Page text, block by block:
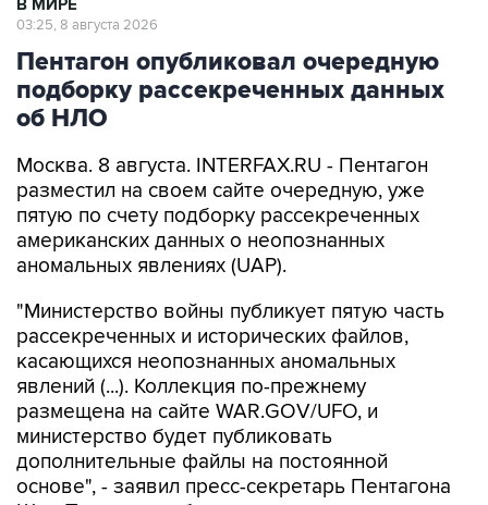
Пентагон опубликовал очередную
подборку рассекреченных данных
об НЛО
Москва. 8 августа. INTERFAX.RU - Пентагон
пятую по счету подборку рассекреченных
американских данных о неопознанных
аномальных явлениях (UAP).
"Министерство войны публикует пятую часть
касающихся неопознанных аномальных
явлений (...). Коллекция по-прежнему
размещена на сайте WAR.GOV/UFO, и
министерство будет публиковать
дополнительные файлы на постоянной
основе", - заявил пресс-секретарь Пентагона
Шон Парнелл, добавив, что уже ведется
работа над следующей подборкой.